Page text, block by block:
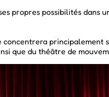
propres possibilités
principalement
que du théâtre de